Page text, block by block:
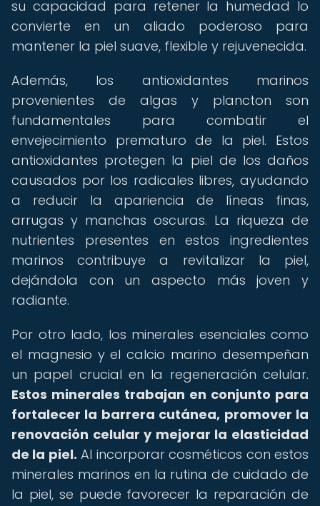
su capacidad para retener la humedad lo
convierte en un aliado poderoso para
mantener la piel suave, flexible y rejuvenecida.
Además, los antioxidantes marinos
provenientes de algas y plancton son
fundamentales para combatir el
envejecimiento prematuro de la piel. Estos
antioxidantes protegen la piel de los daños
causados por los radicales libres, ayudando
a reducir la apariencia de líneas finas,
arrugas y manchas oscuras. La riqueza de
nutrientes presentes en estos ingredientes
marinos contribuye a revitalizar la piel,
dejándola con un aspecto más joven y
radiante.
Por otro lado, los minerales esenciales como
el magnesio y el calcio marino desempeñan
un papel crucial en la regeneración celular.
Estos minerales trabajan en conjunto para
fortalecer la barrera cutánea, promover la
renovación celular y mejorar la elasticidad
de la piel. Al incorporar cosméticos con estos
minerales marinos en la rutina de cuidado de
la piel, se puede favorecer la reparación de